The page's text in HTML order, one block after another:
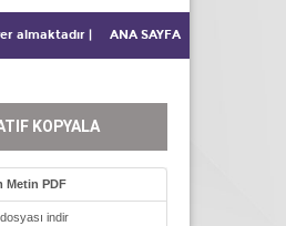
almaktadır ANA SAYFA
KOPYALA
Metin PDF
dosyası indir